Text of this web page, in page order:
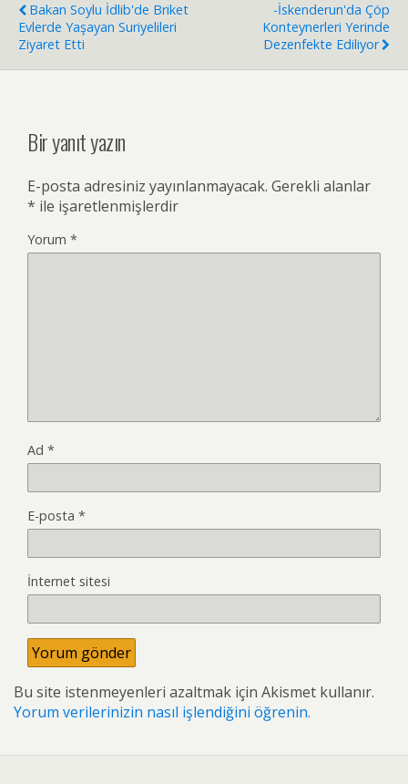
Bakan Soylu İdlib'de Briket
Evlerde Yaşayan Suriyelileri
Ziyaret Etti
-İskenderun'da Çöp
Konteynerleri Yerinde
Dezenfekte Ediliyor
Bir yanıt yazın
E-posta adresiniz yayınlanmayacak. Gerekli alanlar
* ile işaretlenmişlerdir
Yorum *
Ad *
E-posta *
İnternet sitesi
Bu site istenmeyenleri azaltmak için Akismet kullanır.
Yorum verilerinizin nasıl işlendiğini öğrenin.